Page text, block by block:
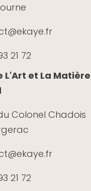
21 72
L'Art et La
Colonel Chadois
21 72